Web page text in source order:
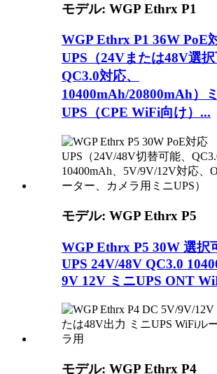
モデル: WGP Ethrx P1
WGP Ethrx P1 36W PoE
UPS（24Vまたは48V選択
QC3.0対応、
10400mAh/20800mAh）
UPS（CPE WiFi向け）...
モデル: WGP Ethrx P5
WGP Ethrx P5 30W 選択
UPS 24V/48V QC3.0
9V 12V ミニUPS ONT
モデル: WGP Ethrx P4